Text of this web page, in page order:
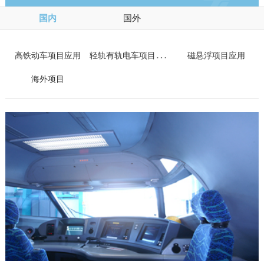
国内 国外
高铁动车项目应用 轻
轨有轨电车项目应用... 磁悬浮项目应用
海外项目